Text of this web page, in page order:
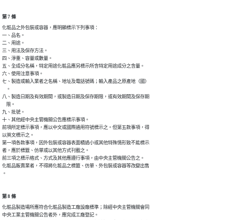
第 7 條
化粧品之外包裝或容器，應明顯標示下列事項：
一、品名。
二、用途。
三、用法及保存方法。
四、淨重、容量或數量。
五、全成分名稱，特定用途化粧品應另標示所含特定用途成分之含量。
六、使用注意事項。
七、製造或輸入業者之名稱、地址及電話號碼；輸入產品之原產地（國）
    。
八、製造日期及有效期間，或製造日期及保存期限，或有效期間及保存期
    限。
九、批號。
十、其他經中央主管機關公告應標示事項。
前項所定標示事項，應以中文或國際通用符號標示之。但第五款事項，得
以英文標示之。
第一項各款事項，因外包裝或容器表面積過小或其他特殊情形致不能標示
者，應於標籤、仿單或以其他方式刊載之。
前三項之標示格式、方式及其他應遵行事項，由中央主管機關公告之。
化粧品販賣業者，不得將化粧品之標籤、仿單、外包裝或容器等改變出售
。
第 8 條
化粧品製造場所應符合化粧品製造工廠設廠標準；除經中央主管機關會同
中央工業主管機關公告者外，應完成工廠登記。